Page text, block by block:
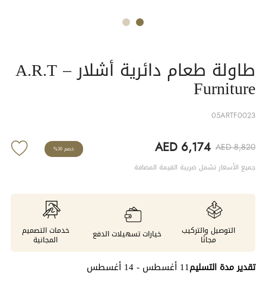
طاولة طعام دائرية أشلار – A.R.T
Furniture
05ARTF0023
AED 6,174 AED 8,820
جميع الأسعار تشمل ضريبة القيمة المضافة
خصم 30%
التوصيل والتركيب
مجانًا خيارات تسهيلات الدفع خدمات التصميم
المجانية
تقدير مدة التسليم11 أغسطس - 14 أغسطس